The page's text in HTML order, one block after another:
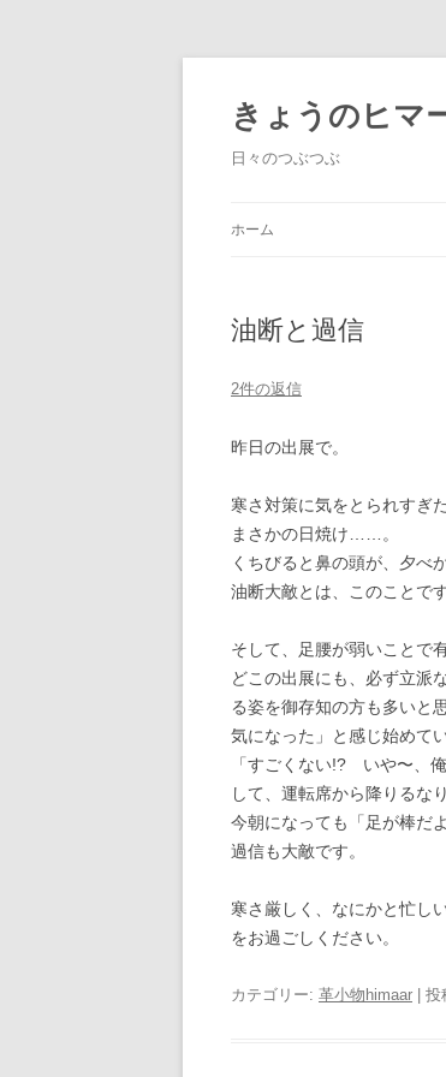
きょうのヒマ
日々のつぶつぶ
ホーム
油断と過信
2件の返信
昨日の出展で。
寒さ対策に気をとられすぎ
まさかの日焼け……。
くちびると鼻の頭が、夕べ
油断大敵とは、このことです
そして、足腰が弱いことで
どこの出展にも、必ず立派
る姿を御存知の方も多いと
気になった」と感じ始めて
「すごくない!? いや〜、
して、運転席から降りる
今朝になっても「足が棒だ
過信も大敵です。
寒さ厳しく、なにかと忙し
をお過ごしください。
カテゴリー: 革小物himaar |